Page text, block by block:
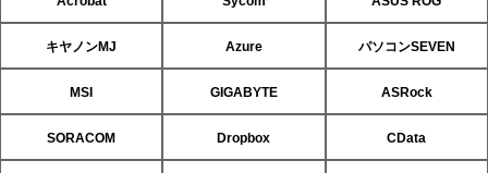
キヤノンMJ Azure パソコンSEVEN
MSI GIGABYTE ASRock
SORACOM Dropbox CData